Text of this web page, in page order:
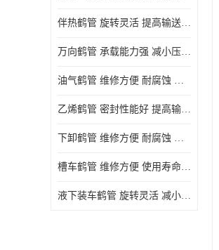
伴热鹤管 旋转灵活 提高输送效率
万向鹤管 承载能力强 减小压力损失
油气鹤管 维修方便 耐腐蚀 耐高温
乙烯鹤管 密封性能好 提高输送效率
下卸鹤管 维修方便 耐腐蚀 耐高温
槽车鹤管 维修方便 使用寿命较长
液下装车鹤管 旋转灵活 减小压力损失